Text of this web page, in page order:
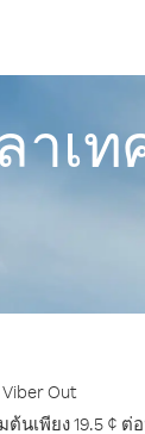
าเท
Out
นเพียง 19.5 ¢ ต่